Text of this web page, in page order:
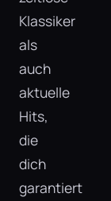
Klassiker
als
auch
aktuelle
Hits,
die
dich
garantiert